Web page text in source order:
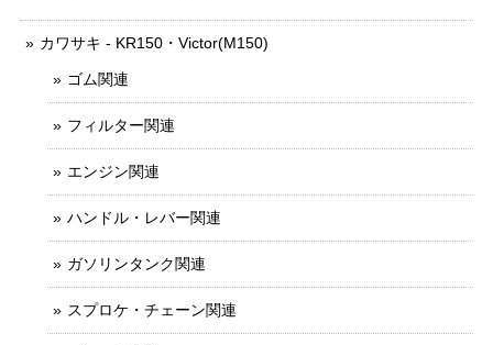
カワサキ - KR150・Victor(M150)
ゴム関連
フィルター関連
エンジン関連
ハンドル・レバー関連
ガソリンタンク関連
スプロケ・チェーン関連